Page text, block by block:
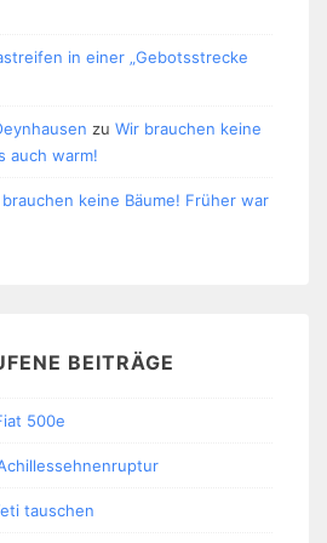
in einer „Gebotsstrecke
zu Wir brauchen keine
auch warm!
brauchen keine Bäume! Früher war
BEITRÄGE
500e
tauschen